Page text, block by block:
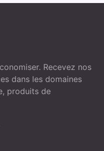
Recevez nos
dans les domaines
produits de